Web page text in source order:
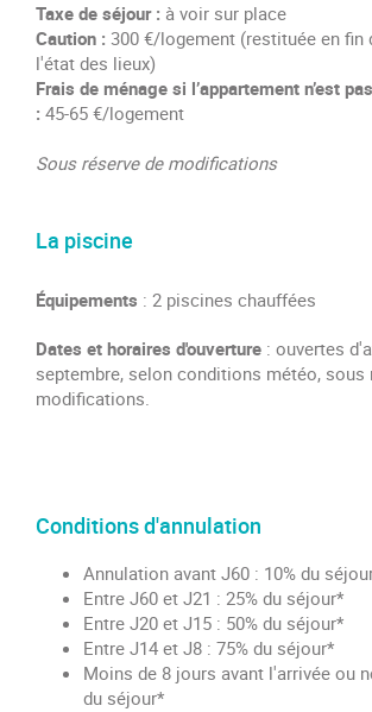
Taxe de séjour : à voir sur place
Caution : 300 €/logement (restituée en fin
l'état des lieux)
Frais de ménage si l’appartement n’est
: 45-65 €/logement
Sous réserve de modifications
La piscine
Équipements : 2 piscines chauffées
Dates et horaires d'ouverture : ouvertes
septembre, selon conditions météo, sous
modifications.
Conditions d'annulation
Annulation avant J60 : 10% du
Entre J60 et J21 : 25% du séjour*
Entre J20 et J15 : 50% du séjour*
Entre J14 et J8 : 75% du séjour*
Moins de 8 jours avant l'arrivée ou
du séjour*